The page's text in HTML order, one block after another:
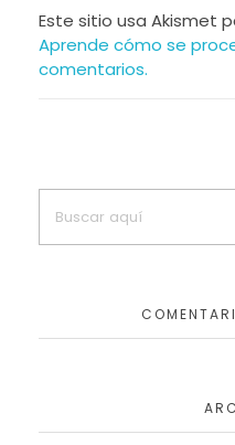
Este sitio usa Akismet
Aprende cómo se
comentarios.